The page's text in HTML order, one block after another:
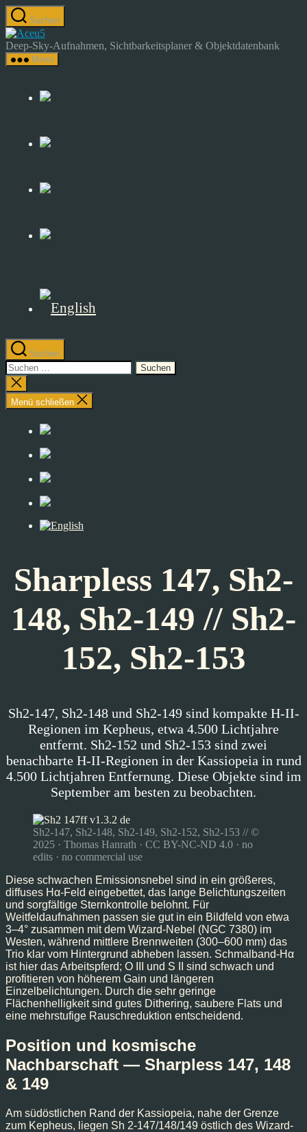
Zum
Inhalt
springen
Suchen
Astrocamp
–
Astrofotografie
Sky-
Deep-Sky-Aufnahmen, Sichtbarkeitsplaner & Objektdatenbank
Menü
Suchen
Suchen
nach:
Suche
schließen
Menü schließen
Sharpless 147, Sh2-
148, Sh2-149 // Sh2-
152, Sh2-153
Sh2-147, Sh2-148 und Sh2-149 sind kompakte H-II-
Regionen im Kepheus, etwa 4.500 Lichtjahre
entfernt. Sh2-152 und Sh2-153 sind zwei
benachbarte H-II-Regionen in der Kassiopeia in rund
4.500 Lichtjahren Entfernung. Diese Objekte sind im
September am besten zu beobachten.
Sh2-147, Sh2-148, Sh2-149, Sh2-152, Sh2-153 // ©
2025 · Thomas Hanrath · CC BY-NC-ND 4.0 · no
edits · no commercial use
Diese schwachen Emissionsnebel sind in ein größeres,
diffuses Hα-Feld eingebettet, das lange Belichtungszeiten
und sorgfältige Sternkontrolle belohnt. Für
Weitfeldaufnahmen passen sie gut in ein Bildfeld von etwa
3–4° zusammen mit dem Wizard-Nebel (NGC 7380) im
Westen, während mittlere Brennweiten (300–600 mm) das
Trio klar vom Hintergrund abheben lassen. Schmalband-Hα
ist hier das Arbeitspferd; O III und S II sind schwach und
profitieren von höherem Gain und längeren
Einzelbelichtungen. Durch die sehr geringe
Flächenhelligkeit sind gutes Dithering, saubere Flats und
eine mehrstufige Rauschreduktion entscheidend.
Position und kosmische
Nachbarschaft — Sharpless 147, 148
& 149
Am südöstlichen Rand der Kassiopeia, nahe der Grenze
zum Kepheus, liegen Sh 2-147/148/149 östlich des Wizard-